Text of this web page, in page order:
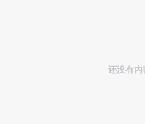
还没有内